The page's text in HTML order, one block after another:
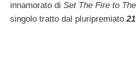
innamorato di Set The Fire to
singolo tratto dal pluripremiato21